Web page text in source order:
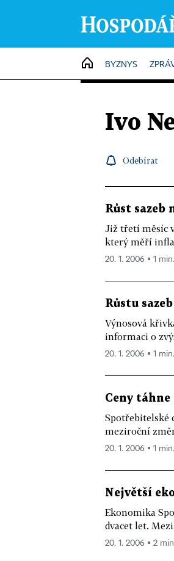
HOME
BYZNYS
Ivo
Odebírat
Růst sazeb
Již třetí měsíc
který měří
20. 1. 2006 ▪ 1
Růstu
Výnosová
informaci o
20. 1. 2006 ▪ 1
Ceny táhne
Spotřebitelské
meziroční
20. 1. 2006 ▪ 1
Největší
Ekonomika
dvacet let.
20. 1. 2006 ▪ 2